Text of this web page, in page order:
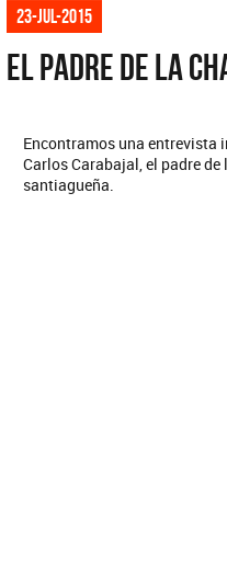
23-jul-2015
El Padre de la
Encontramos una entrevista
Carlos Carabajal, el padre de
santiagueña.